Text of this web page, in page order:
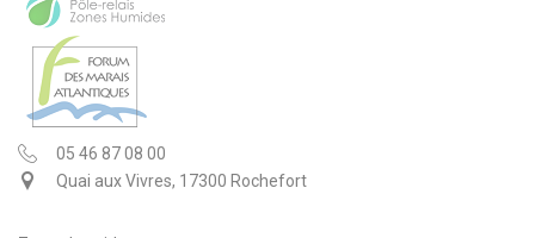
05 46 87 08 00
Quai aux Vivres, 17300 Rochefort